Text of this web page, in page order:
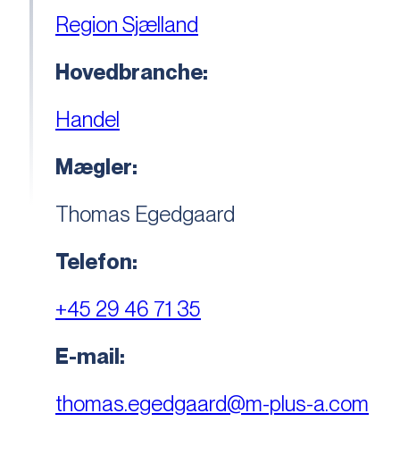
Region Sjælland
Hovedbranche:
Handel
Mægler:
Thomas Egedgaard
Telefon:
+45 29 46 71 35
E-mail:
thomas.egedgaard@m-plus-a.com